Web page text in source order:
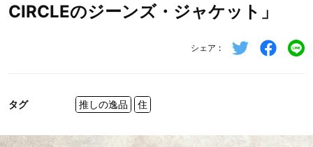
CIRCLEのジーンズ・ジャケット」
シェア
タグ 推しの逸品 住